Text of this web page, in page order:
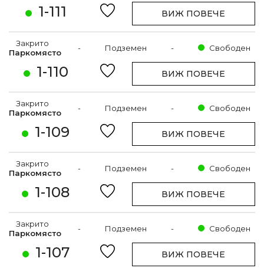
1-111 ВИЖ ПОВЕЧЕ
1-110
Закрито
Паркомясто
- Подземен - Свободен
ВИЖ ПОВЕЧЕ
1-109
Закрито
Паркомясто
- Подземен - Свободен
ВИЖ ПОВЕЧЕ
1-108
Закрито
Паркомясто
- Подземен - Свободен
ВИЖ ПОВЕЧЕ
1-107
Закрито
Паркомясто
- Подземен - Свободен
ВИЖ ПОВЕЧЕ